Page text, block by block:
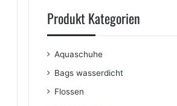
Produkt Kategorien
Aquaschuhe
Bags wasserdicht
Flossen